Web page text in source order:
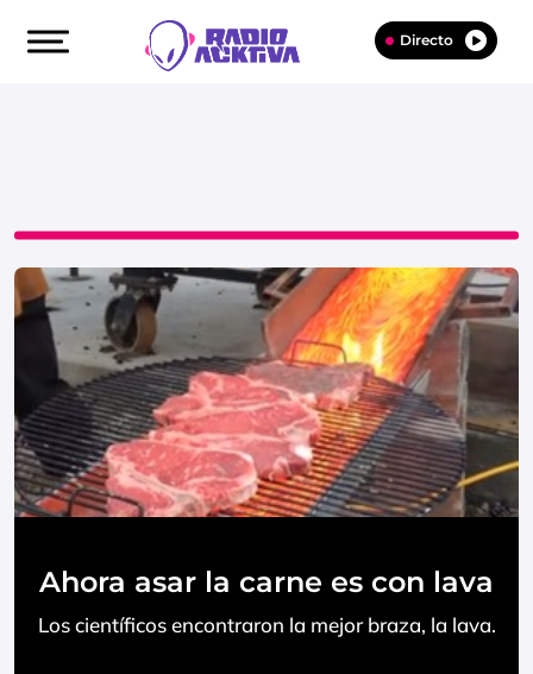
Directo
Ahora asar la carne es con lava
Los científicos encontraron la mejor braza, la lava.